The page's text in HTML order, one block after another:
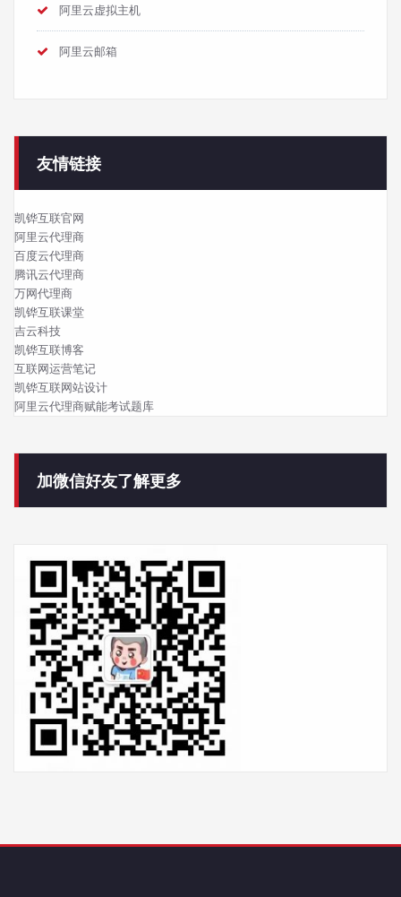
阿里云虚拟主机
阿里云邮箱
友情链接
凯铧互联官网
阿里云代理商
百度云代理商
腾讯云代理商
万网代理商
凯铧互联课堂
吉云科技
凯铧互联博客
互联网运营笔记
凯铧互联网站设计
阿里云代理商赋能考试题库
加微信好友了解更多